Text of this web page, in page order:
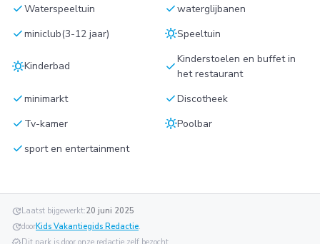
checkWaterspeeltuin checkwaterglijbanen
checkminiclub(3-12 jaar) sunnySpeeltuin
sunnyKinderbad checkKinderstoelen en buffet in
het restaurant
checkminimarkt checkDiscotheek
check Tv-kamer sunnyPoolbar
check sport en entertainment
update Laatst bijgewerkt:20 juni 2025
updatedoorKids Vakantiegids Redactie.